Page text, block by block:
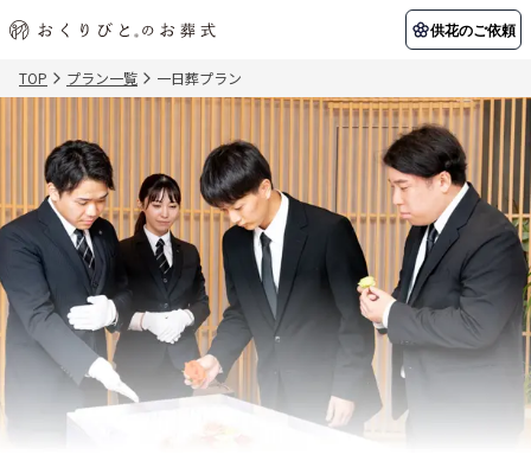
供花のご依頼
初めての方へ
初めての方へ 納棺の儀とは？
葬儀の流れ 会員制度
アフターサポート
会社を知る
店舗用地募集
関東エリア
東京都 埼玉県
千葉県 神奈川県
北海道エリア
札幌市 函館市
お客様の声
ご葬儀事例 お客様の声
よくある質問
葬儀の知識
葬儀の知識 供花のご依頼
TOP プラン一覧 一日葬プラン